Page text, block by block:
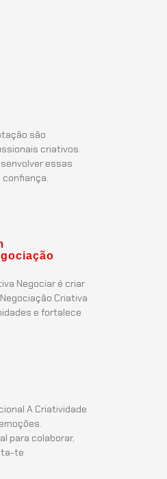
são
criativos.
essas
Negociar é criar
Criativa
e fortalece
A Criatividade
para colaborar,
te